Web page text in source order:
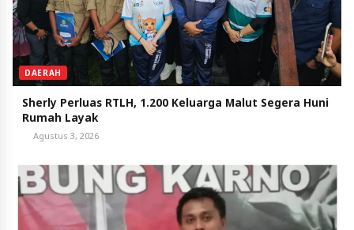
DAERAH
Sherly Perluas RTLH, 1.200 Keluarga Malut Segera Huni
Rumah Layak
Agustus 3, 2026